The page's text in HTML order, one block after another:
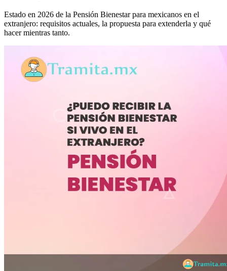
Estado en 2026 de la Pensión Bienestar para mexicanos en el
extranjero: requisitos actuales, la propuesta para extenderla y qué
hacer mientras tanto.